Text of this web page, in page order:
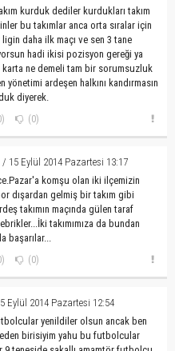
kurduk dediler kurdukları takım
bu takımlar anca orta sıralar için
daha ilk maçı ve sen 3 tane
hadi ikisi pozisyon gereği ya
karta ne demeli tam bir sorumsuzluk
yönetimi ardeşen halkını kandırmasın
diyerek.
(0)
/ 15 Eylül 2014 Pazartesi 13:17
komşu olan iki ilçemizin
dışardan gelmiş bir takım gibi
takımın maçında gülen taraf
takımımıza da bundan
başarılar...
(0)
Eylül 2014 Pazartesi 12:54
yenildiler olsun ancak ben
birisiyim yahu bu futbolcular